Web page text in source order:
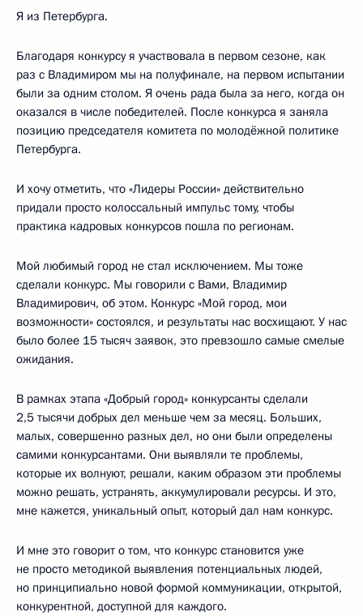
Я из Петербурга.
Благодаря конкурсу я участвовала в первом сезоне, как
раз с Владимиром мы на полуфинале, на первом испытании
были за одним столом. Я очень рада была за него, когда он
оказался в числе победителей. После конкурса я заняла
позицию председателя комитета по молодёжной политике
Петербурга.
И хочу отметить, что «Лидеры России» действительно
придали просто колоссальный импульс тому, чтобы
практика кадровых конкурсов пошла по регионам.
Мой любимый город не стал исключением. Мы тоже
сделали конкурс. Мы говорили с Вами, Владимир
Владимирович, об этом. Конкурс «Мой город, мои
возможности» состоялся, и результаты нас восхищают. У нас
было более 15 тысяч заявок, это превзошло самые смелые
ожидания.
В рамках этапа «Добрый город» конкурсанты сделали
2,5 тысячи добрых дел меньше чем за месяц. Больших,
малых, совершенно разных дел, но они были определены
самими конкурсантами. Они выявляли те проблемы,
которые их волнуют, решали, каким образом эти проблемы
можно решать, устранять, аккумулировали ресурсы. И это,
мне кажется, уникальный опыт, который дал нам конкурс.
И мне это говорит о том, что конкурс становится уже
не просто методикой выявления потенциальных людей,
но принципиально новой формой коммуникации, открытой,
конкурентной, доступной для каждого.